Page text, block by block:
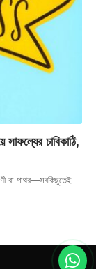
চাবিকাঠি,
বা পাথর—সবকিছুতেই